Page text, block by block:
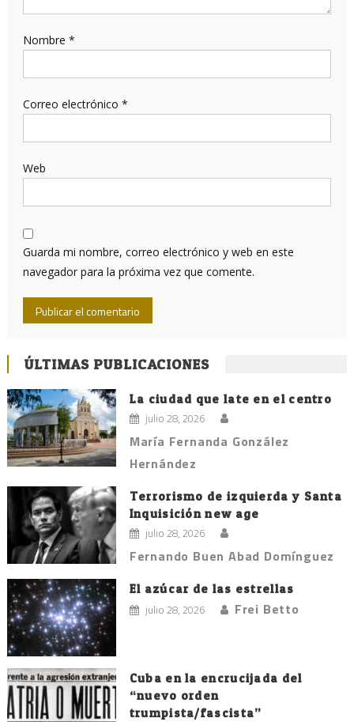
Nombre *
Correo electrónico *
Web
Guarda mi nombre, correo electrónico y web en este
navegador para la próxima vez que comente.
ÚLTIMAS PUBLICACIONES
La ciudad que late en el centro
julio 28, 2026
María Fernanda González
Hernández
Terrorismo de izquierda y Santa
Inquisición new age
julio 28, 2026
Fernando Buen Abad Domínguez
El azúcar de las estrellas
julio 28, 2026 Frei Betto
Cuba en la encrucijada del
“nuevo orden
trumpista/fascista”